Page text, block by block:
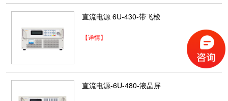
直流电源 6U-430-带飞梭
【详情】
直流电源-6U-480-液晶屏
3KW SPS负载
2025-12-04
2025-12-04